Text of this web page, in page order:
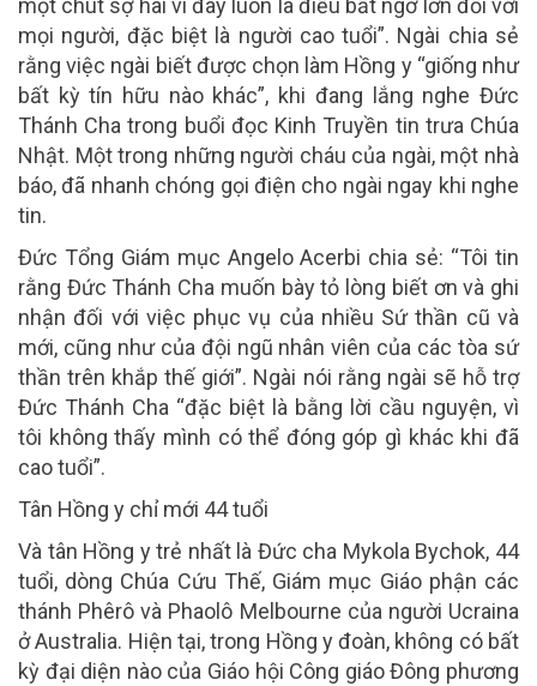
mọi người, đặc biệt là người cao tuổi”. Ngài chia sẻ
rằng việc ngài biết được chọn làm Hồng y “giống như
bất kỳ tín hữu nào khác”, khi đang lắng nghe Đức
Thánh Cha trong buổi đọc Kinh Truyền tin trưa Chúa
Nhật. Một trong những người cháu của ngài, một nhà
báo, đã nhanh chóng gọi điện cho ngài ngay khi nghe
tin.
Đức Tổng Giám mục Angelo Acerbi chia sẻ: “Tôi tin
rằng Đức Thánh Cha muốn bày tỏ lòng biết ơn và ghi
nhận đối với việc phục vụ của nhiều Sứ thần cũ và
mới, cũng như của đội ngũ nhân viên của các tòa sứ
thần trên khắp thế giới”. Ngài nói rằng ngài sẽ hỗ trợ
Đức Thánh Cha “đặc biệt là bằng lời cầu nguyện, vì
tôi không thấy mình có thể đóng góp gì khác khi đã
cao tuổi”.
Tân Hồng y chỉ mới 44 tuổi
Và tân Hồng y trẻ nhất là Đức cha Mykola Bychok, 44
tuổi, dòng Chúa Cứu Thế, Giám mục Giáo phận các
thánh Phêrô và Phaolô Melbourne của người Ucraina
ở Australia. Hiện tại, trong Hồng y đoàn, không có bất
kỳ đại diện nào của Giáo hội Công giáo Đông phương